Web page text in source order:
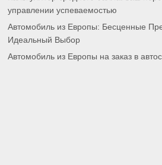
управлении успеваемостью
Автомобиль из Европы: Бесценные
Идеальный Выбор
Автомобиль из Европы на заказ в